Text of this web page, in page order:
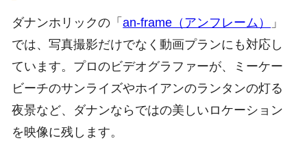
ダナンホリックの「an-frame（アンフレーム）
」
では、写真撮影だけでなく動画プランにも対応し
ています。プロのビデオグラファーが、ミーケー
ビーチのサンライズやホイアンのランタンの灯る
夜景など、ダナンならではの美しいロケーション
を映像に残します。